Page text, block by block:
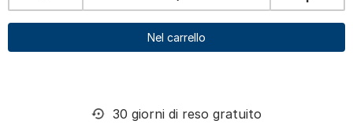
Nel carrello
30 giorni di reso gratuito